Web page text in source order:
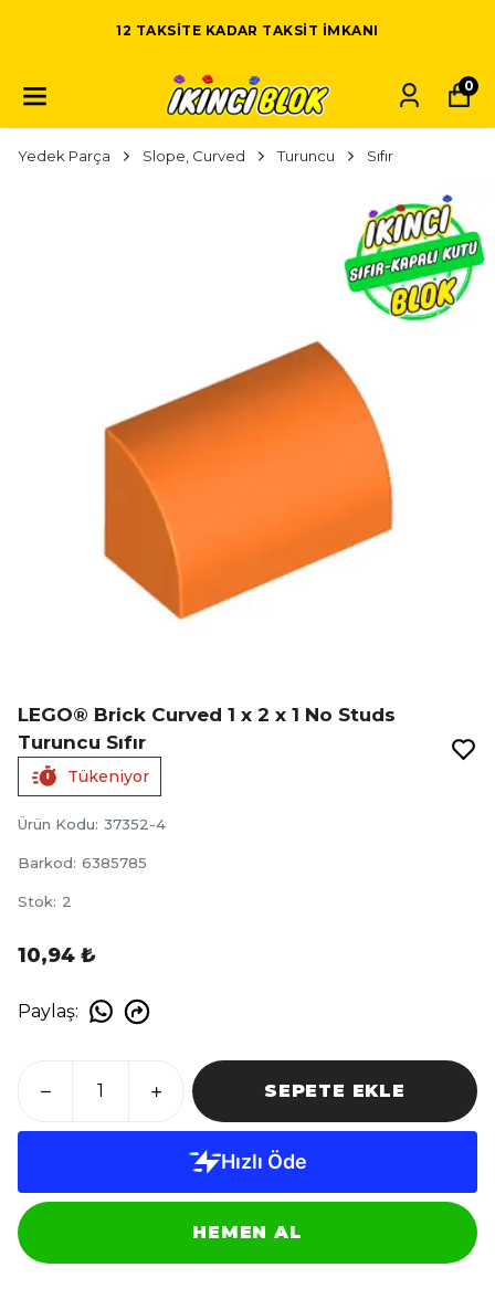
12 TAKSITE KADAR TAKSIT IMKANI
0
Yedek Parça Slope, Curved Turuncu Sıfır
LEGO® Brick Curved 1 x 2 x 1 No Studs
Turuncu Sıfır
Tükeniyor
Ürün Kodu: 37352-4
Barkod: 6385785
Stok: 2
10,94 ₺
Paylaş:
SEPETE EKLE
HEMEN AL